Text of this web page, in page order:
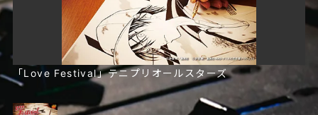
「Love Festival」テニプリオールスターズ